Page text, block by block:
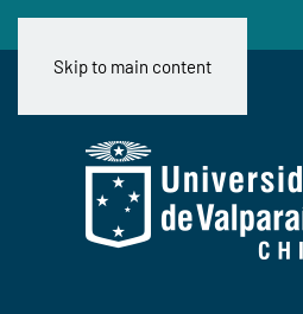
Skip to main content